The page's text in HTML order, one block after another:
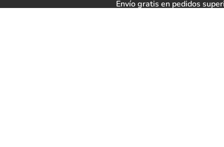
Envío gratis en pedidos